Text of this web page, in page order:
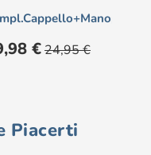
€ Prezzo
base
24,95 €
Piacerti